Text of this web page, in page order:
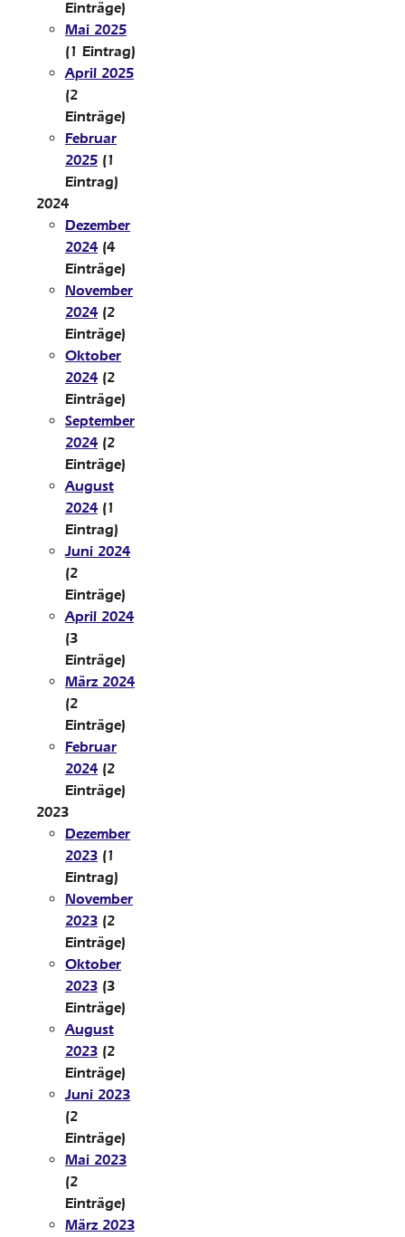
Einträge)
Mai 2025
(1 Eintrag)
April 2025
(2
Einträge)
Februar
2025 (1
Eintrag)
2024
Dezember
2024 (4
Einträge)
November
2024 (2
Einträge)
Oktober
2024 (2
Einträge)
September
2024 (2
Einträge)
August
2024 (1
Eintrag)
Juni 2024
(2
Einträge)
April 2024
(3
Einträge)
März 2024
(2
Einträge)
Februar
2024 (2
Einträge)
2023
Dezember
2023 (1
Eintrag)
November
2023 (2
Einträge)
Oktober
2023 (3
Einträge)
August
2023 (2
Einträge)
Juni 2023
(2
Einträge)
Mai 2023
(2
Einträge)
März 2023